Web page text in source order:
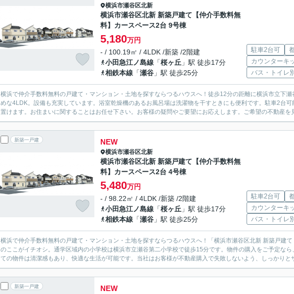
横浜市瀬谷区北新
横浜市瀬谷区北新 新築戸建て【仲介手数料無
料】カースペース2台 9号棟
5,180万円
- / 100.19㎡ / 4LDK /新築 /2階建
小田急江ノ島線 「桜ヶ丘 」駅 徒歩17分
相鉄本線 「瀬谷 」駅 徒歩25分
駐車2台可
カウンターキ
バス・トイレ別
横浜で仲介手数料無料の戸建て・マンション・土地を探すならつるハウスへ！徒歩12分の距離に横浜市立下
めな4LDK。設備も充実しています。浴室乾燥機のあるお風呂場は洗濯物を干すときにも便利です。駐車2台
置けます。お住まいに関することはお任せ下さい。お客様の疑問やご要望にお応えします。ご希望の不動産を
新築一戸建 NEW
横浜市瀬谷区北新
横浜市瀬谷区北新 新築戸建て【仲介手数料無
料】カースペース2台 4号棟
5,480万円
- / 98.22㎡ / 4LDK /新築 /2階建
小田急江ノ島線 「桜ヶ丘 」駅 徒歩17分
相鉄本線 「瀬谷 」駅 徒歩25分
駐車2台可
カウンターキ
バス・トイレ別
横浜で仲介手数料無料の戸建て・マンション・土地を探すならつるハウスへ！「横浜市瀬谷区北新 新築戸建て
のここがイチオシ。通学区域内の小学校は横浜市立瀬谷第二小学校で徒歩15分です。物件の購入をご予定な
ての物件は清潔感もあり、快適な生活が可能です。当社はお客様が不動産購入で失敗しないよう、しっかりと
新築一戸建 NEW